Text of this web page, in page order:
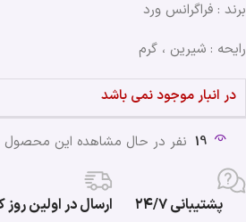
برند : فراگرانس ورد
رایحه : شیرین ، گرم
در انبار موجود نمی باشد
19 نفر در حال مشاهده این
پشتیبانی ۲۴/۷ ارسال در اولین روز